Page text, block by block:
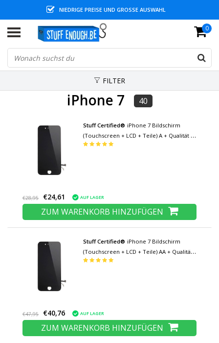
NIEDRIGE PREISE UND GROSSE AUSWAHL
0
FILTER
iPhone 7 40
Stuff Certified® iPhone 7 Bildschirm
(Touchscreen + LCD + Teile) A + Qualität -
Schwarz
€28,95 €24,61 AUF LAGER
ZUM WARENKORB HINZUFÜGEN
Stuff Certified® iPhone 7 Bildschirm
(Touchscreen + LCD + Teile) AA + Qualität -
Schwarz
€47,95 €40,76 AUF LAGER
ZUM WARENKORB HINZUFÜGEN